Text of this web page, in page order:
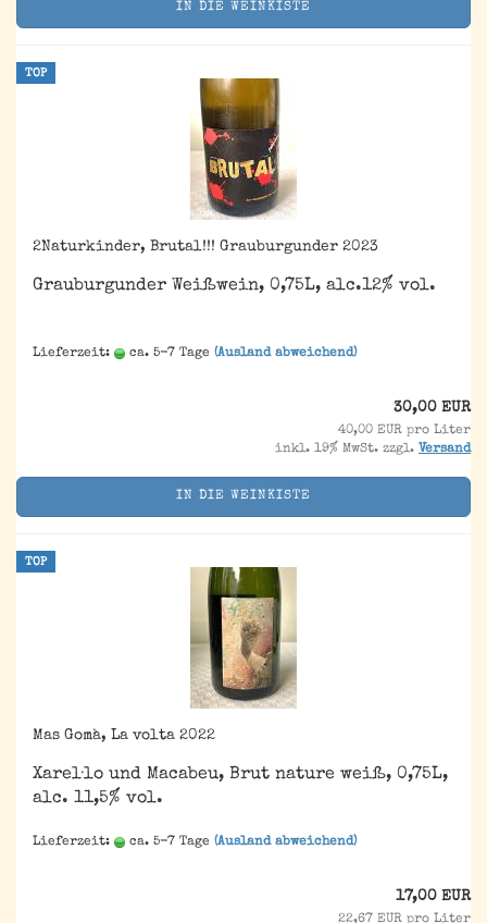
IN DIE WEINKISTE
TOP
2Naturkinder, Brutal!!! Grauburgunder 2023
Grauburgunder Weißwein, 0,75L, alc.12% vol.
Lieferzeit: ca. 5-7 Tage (Ausland abweichend)
30,00 EUR
40,00 EUR pro Liter
inkl. 19% MwSt. zzgl. Versand
IN DIE WEINKISTE
TOP
Mas Gomà, La volta 2022
Xarel·lo und Macabeu, Brut nature weiß, 0,75L,
alc. 11,5% vol.
Lieferzeit: ca. 5-7 Tage (Ausland abweichend)
17,00 EUR
22,67 EUR pro Liter